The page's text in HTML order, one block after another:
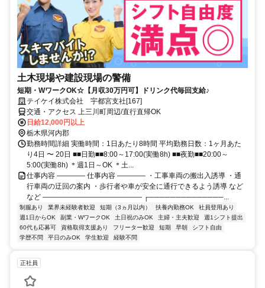
土木現場や建設現場の警備
短期・WワークOK☆【月収30万円可】ドリンク代毎回支給♪
テイケイ株式会社 宇都宮支社[167]
交通・アクセス 上三川町周辺/直行直帰OK
日給12,000円以上
栃木県河内郡
勤務時間詳細 実働時間：1日あたり8時間 平均勤務日数：1ヶ月あた
り4日 〜 20日 ■■日勤■■8:00～17:00(実働8h) ■■夜勤■■20:00～
5:00(実働8h) ＊週1日～OK ＊土...
仕事内容 ―――― 仕事内容 ―――― ・工事車両の搬出入誘導 ・通
行車両の迂回の案内 ・歩行者や車が安全に通行できるよう誘導 など
など ―――――――――――――― ┌──────────────...
制服あり 業界未経験者歓迎 短期（3ヵ月以内） 扶養内勤務OK
社員登用あり
週1日からOK
副業・WワークOK 土日祝のみOK 主婦・主夫歓迎
週1シフト提出
60代も応募可
資格取得支援あり フリーター歓迎 短期 早朝
シフト自由
学歴不問
平日のみOK 学生歓迎 経験不問
正社員